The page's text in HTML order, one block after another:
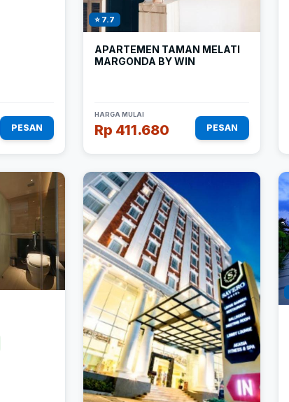
PESAN
⭐ 7.7
APARTEMEN TAMAN MELATI
MARGONDA BY WIN
HARGA MULAI
Rp 411.680 PESAN